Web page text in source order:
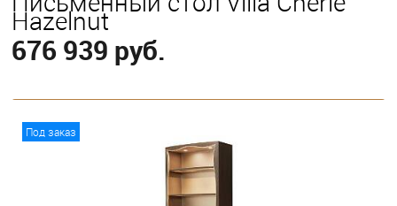
Hazelnut
676 939 руб.
Под заказ